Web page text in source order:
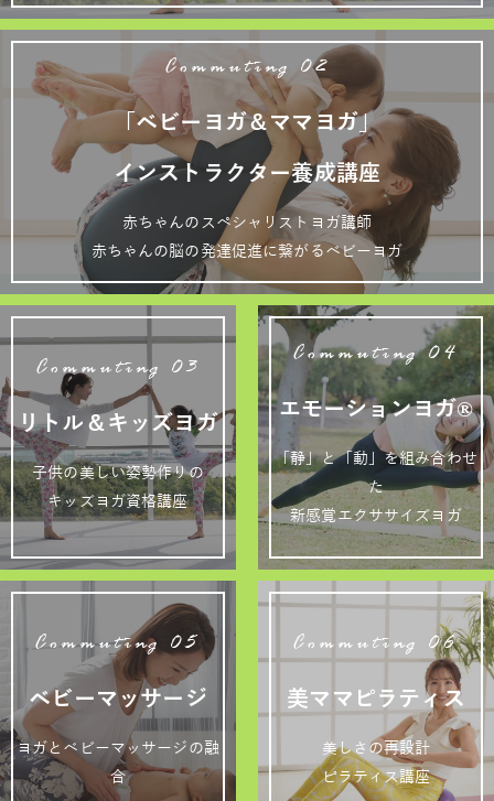
Commuting 02
「ベビーヨガ＆ママヨガ」
インストラクター養成講座
赤ちゃんのスペシャリストヨガ講師
赤ちゃんの脳の発達促進に繋がるベビーヨガ
Commuting 03
リトル＆キッズヨガ
子供の美しい姿勢作りの
キッズヨガ資格講座
Commuting 04
エモーションヨガ®
「静」と「動」を組み合わせ
た
新感覚エクササイズヨガ
Commuting 05
ベビーマッサージ
ヨガとベビーマッサージの融
合
Commuting 06
美ママピラティス
美しさの再設計
ピラティス講座